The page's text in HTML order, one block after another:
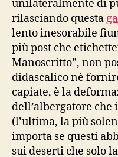
unilateralmente di
rilasciando questa
lento inesorabile
più post che
Manoscritto”, non
didascalico nè
capiate, è la
dell’albergatore
(l’ultima, la più
importa se questi
sui deserti che solo